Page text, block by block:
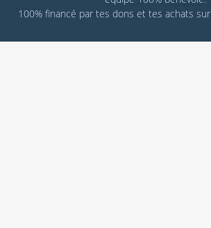
100% financé par tes dons et tes achats sur